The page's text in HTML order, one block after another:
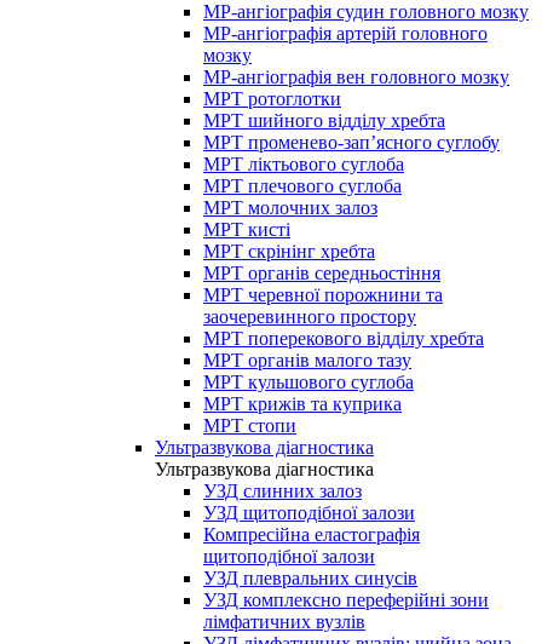
МР-ангіографія судин головного мозку
МР-ангіографія артерій головного
мозку
МР-ангіографія вен головного мозку
МРТ ротоглотки
МРТ шийного відділу хребта
МРТ променево-зап’ясного суглобу
МРТ ліктьового суглоба
МРТ плечового суглоба
МРТ молочних залоз
МРТ кисті
МРТ скрінінг хребта
МРТ органів середньостіння
МРТ черевної порожнини та
заочеревинного простору
МРТ поперекового відділу хребта
МРТ органів малого тазу
МРТ кульшового суглоба
МРТ крижів та куприка
МРТ стопи
Ультразвукова діагностика
Ультразвукова діагностика
УЗД слинних залоз
УЗД щитоподібної залози
Компресійна еластографія
щитоподібної залози
УЗД плевральних синусів
УЗД комплексно переферійні зони
лімфатичних вузлів